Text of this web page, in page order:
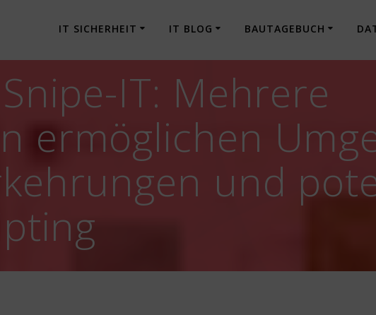
IT SICHERHEIT IT BLOG BAUTAGEBUCH
IT: Mehrere
ermöglichen
und